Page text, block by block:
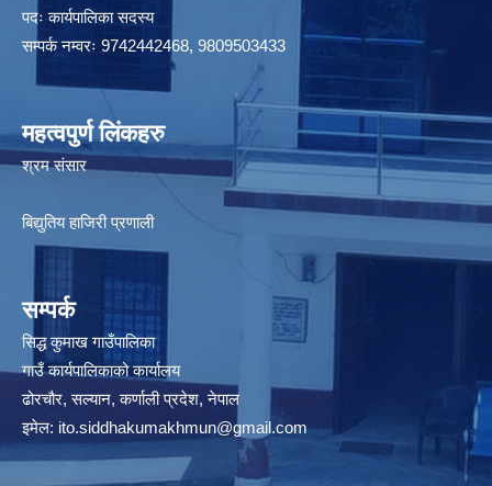
पदः कार्यपालिका सदस्य
सम्पर्क नम्वरः 9742442468, 9809503433
महत्वपुर्ण लिंकहरु
श्रम संसार
बिद्युतिय हाजिरी प्रणाली
सम्पर्क
सिद्ध कुमाख गाउँपालिका
गाउँ कार्यपालिकाको कार्यालय
ढोरचौर, सल्यान, कर्णाली प्रदेश, नेपाल
इमेल: ito.siddhakumakhmun@gmail.com